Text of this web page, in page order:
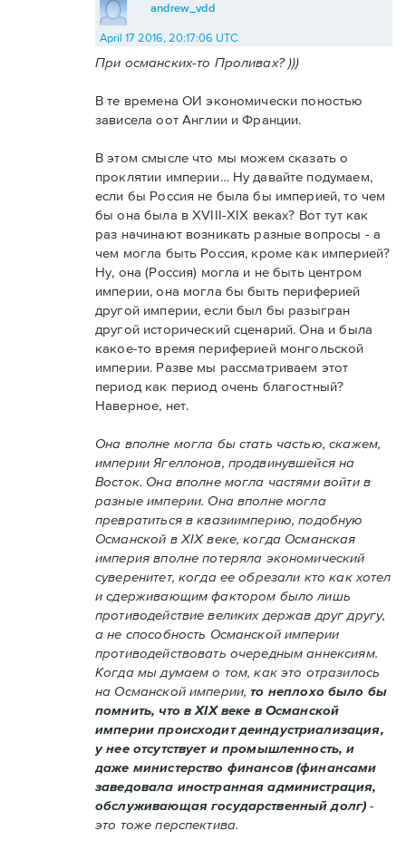
andrew_vdd
April 17 2016, 20:17:06 UTC
При османских-то Проливах? )))
В те времена ОИ экономически поностью
зависела оот Англии и Франции.
В этом смысле что мы можем сказать о
проклятии империи… Ну давайте подумаем,
если бы Россия не была бы империей, то чем
бы она была в XVIII-XIX веках? Вот тут как
раз начинают возникать разные вопросы - а
чем могла быть Россия, кроме как империей?
Ну, она (Россия) могла и не быть центром
империи, она могла бы быть периферией
другой империи, если был бы разыгран
другой исторический сценарий. Она и была
какое-то время периферией монгольской
империи. Разве мы рассматриваем этот
период как период очень благостный?
Наверное, нет.
Она вполне могла бы стать частью, скажем,
империи Ягеллонов, продвинувшейся на
Восток. Она вполне могла частями войти в
разные империи. Она вполне могла
превратиться в квазиимперию, подобную
Османской в XIX веке, когда Османская
империя вполне потеряла экономический
суверенитет, когда ее обрезали кто как хотел
и сдерживающим фактором было лишь
противодействие великих держав друг другу,
а не способность Османской империи
противодействовать очередным аннексиям.
Когда мы думаем о том, как это отразилось
на Османской империи,то неплохо было бы
помнить, что в XIX веке в Османской
империи происходит деиндустриализация,
у нее отсутствует и промышленность, и
даже министерство финансов (финансами
заведовала иностранная администрация,
обслуживающая государственный долг)-
это тоже перспектива.